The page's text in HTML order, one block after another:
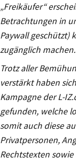
„Freikäufer“
Betrachtungen in
Paywall geschützt)
zugänglich machen.
Trotz aller
verstärkt haben
Kampagne der L-
gefunden, welche
somit auch diese
Privatpersonen,
Rechtstexten